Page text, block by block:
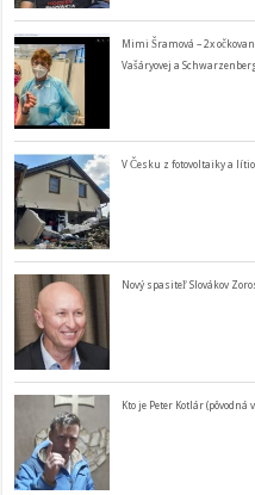
Mimi Šramová – 2x
Vašáryovej a
V Česku z fotovoltaiky a
Nový spasiteľ Slovákov
Kto je Peter Kotlár (pôvodná